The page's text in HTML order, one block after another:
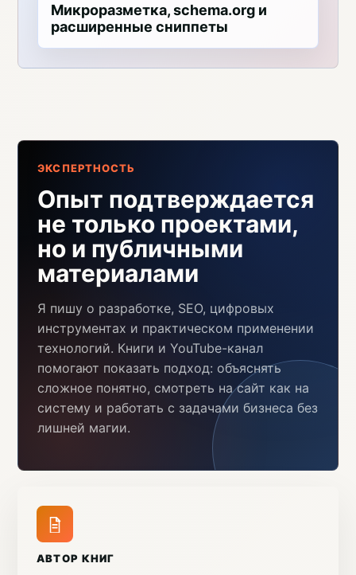
Микроразметка, schema.org и
расширенные сниппеты
ЭКСПЕРТНОСТЬ
Опыт подтверждается
не только проектами,
но и публичными
материалами
Я пишу о разработке, SEO, цифровых
инструментах и практическом применении
технологий. Книги и YouTube-канал
помогают показать подход: объяснять
сложное понятно, смотреть на сайт как на
систему и работать с задачами бизнеса без
лишней магии.
АВТОР КНИГ